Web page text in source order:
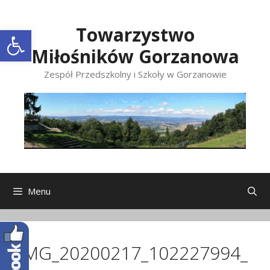
Open toolbar
treści
Towarzystwo
Miłośników Gorzanowa
Zespół Przedszkolny i Szkoły w Gorzanowie
Menu
IMG_20200217_102227994_